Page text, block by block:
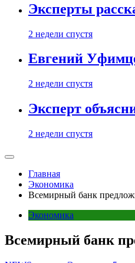
Эксперты
2 недели спустя
Евгений
2 недели спустя
Эксперт
2 недели спустя
Главная
Экономика
Всемирный банк
Экономика
Всемирный банк